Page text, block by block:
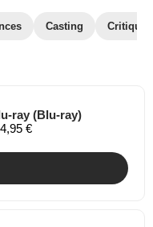
Casting
ray (Blu-ray)
€